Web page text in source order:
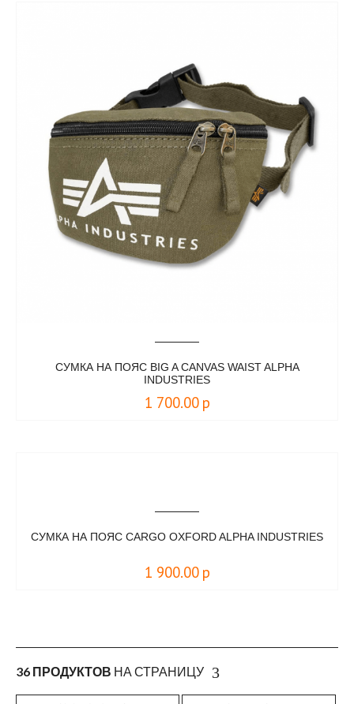
СУМКА НА ПОЯС BIG A CANVAS WAIST ALPHA
INDUSTRIES
1 700.00 р
СУМКА НА ПОЯС CARGO OXFORD ALPHA INDUSTRIES
1 900.00 р
36 ПРОДУКТОВ НА СТРАНИЦУ